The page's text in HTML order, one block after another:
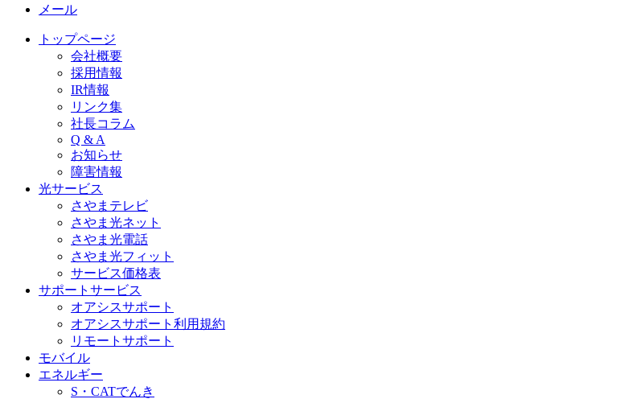
メール
トップページ
会社概要
採用情報
IR情報
リンク集
社長コラム
Q & A
お知らせ
障害情報
光サービス
さやまテレビ
さやま光ネット
さやま光電話
さやま光フィット
サービス価格表
サポートサービス
オアシスサポート
オアシスサポート利用規約
リモートサポート
モバイル
エネルギー
S・CATでんき